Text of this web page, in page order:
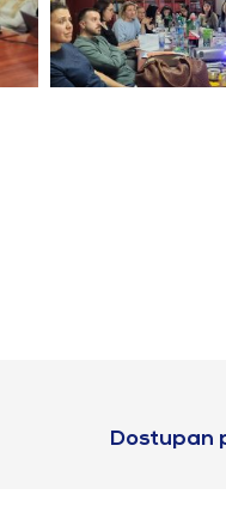
Dostupan